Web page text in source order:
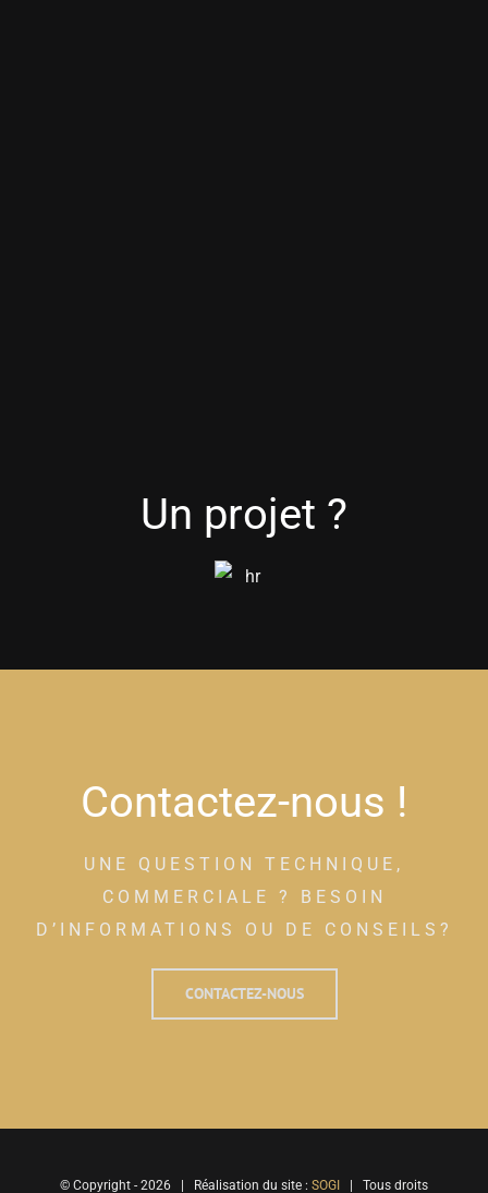
Un projet ?
Contactez-nous !
UNE QUESTION TECHNIQUE,
COMMERCIALE ? BESOIN
D’INFORMATIONS OU DE CONSEILS?
CONTACTEZ-NOUS
© Copyright - 2026 | Réalisation du site : SOGI | Tous droits